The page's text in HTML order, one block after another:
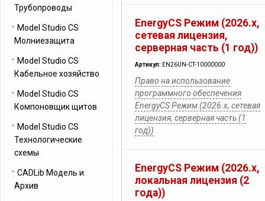
EnergyCS Режим (2026.x,
cетевая лицензия,
серверная часть (1 год))
Артикул: EN26UN-CT-10000000
Право на использование
программного обеспечения
EnergyCS Режим (2026.x, cетевая
лицензия, серверная часть (1
год))
EnergyCS Режим (2026.x,
локальная лицензия (2
года))
Трубопроводы
Model Studio CS
Молниезащита
Model Studio CS
Кабельное хозяйство
Model Studio CS
Компоновщик щитов
Model Studio CS
Технологические
схемы
CADLib Модель и
Архив